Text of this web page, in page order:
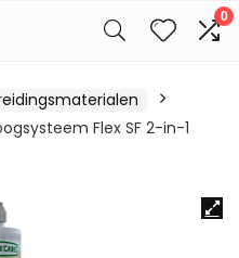
0
Flex SF 2-in-1